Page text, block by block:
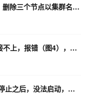
OceanBase数据库obd方式部署社区版，删除三个节点以集群名称命名的文件夹，哪位知道怎么操作？
OceanBase数据库Django连接OB时连接不上，报错（图4），这个有什么解决方法吗？
在OceanBase数据库，ob容器被人异常停止之后，没法启动，报错有办法修复吗?